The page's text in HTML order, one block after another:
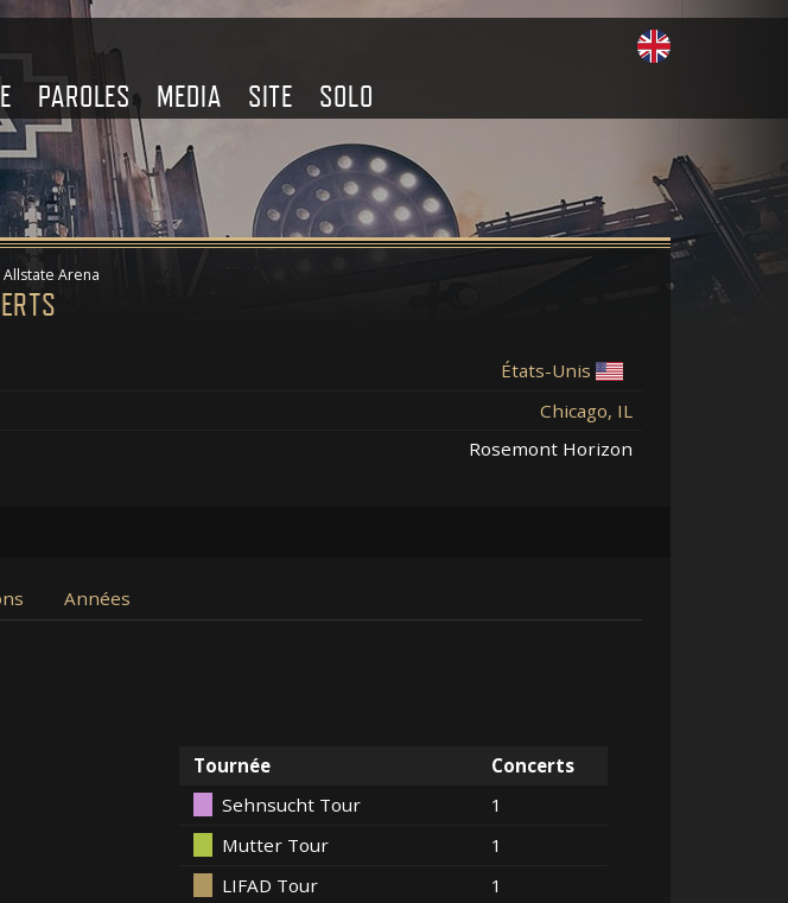
PAROLES MEDIA SITE SOLO
Allstate Arena
États-Unis
Chicago, IL
Rosemont Horizon
Années
Tournée
Concerts
Sehnsucht Tour
1
Mutter Tour
1
LIFAD Tour
1